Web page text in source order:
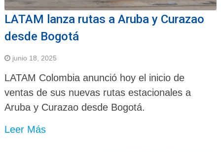
LATAM lanza rutas a Aruba y Curazao
desde Bogotá
junio 18, 2025
LATAM Colombia anunció hoy el inicio de
ventas de sus nuevas rutas estacionales a
Aruba y Curazao desde Bogotá.
Leer Más